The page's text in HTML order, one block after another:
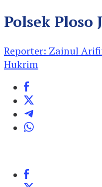
Polsek Ploso
Reporter: Zainul
Hukrim